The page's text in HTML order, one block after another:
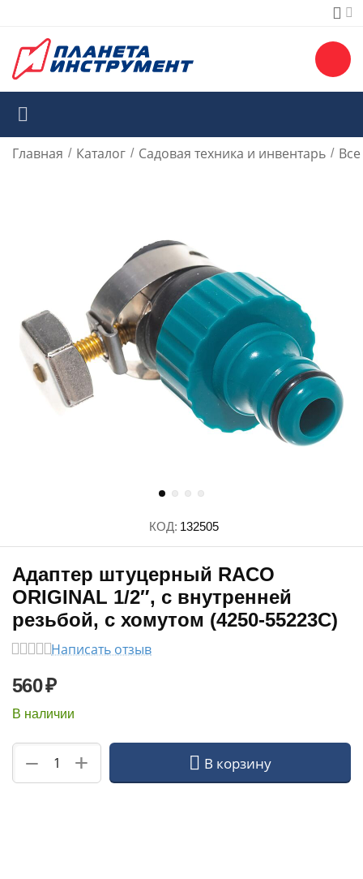
Главная / Каталог / Садовая техника и инвентарь /
КОД: 132505
Адаптер штуцерный RACO
ORIGINAL 1/2″, с внутренней
резьбой, с хомутом (4250-55223C)
Написать отзыв
560₽
В наличии
+
− В корзину